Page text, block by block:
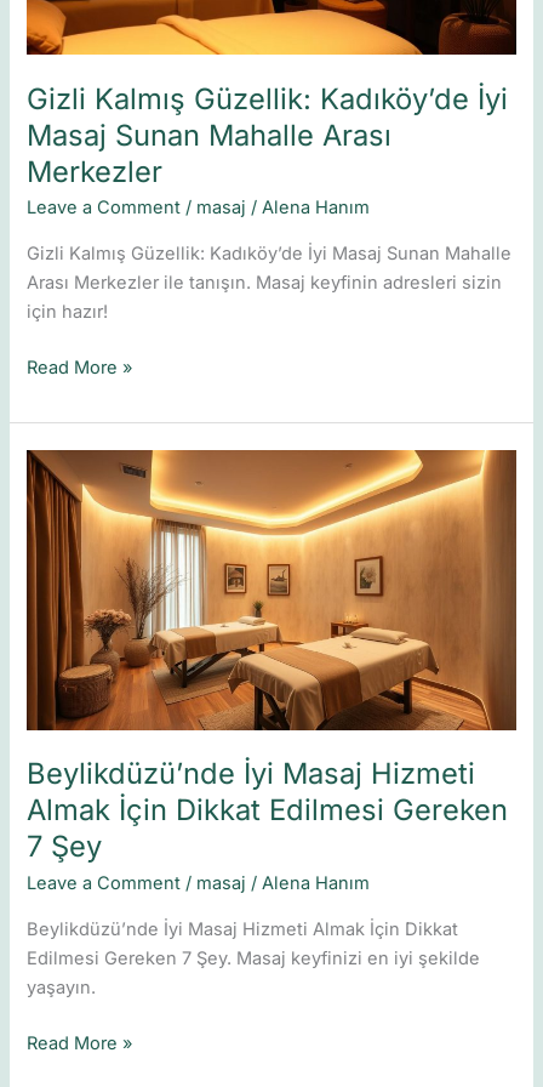
Gizli Kalmış Güzellik: Kadıköy’de İyi
Masaj Sunan Mahalle Arası
Merkezler
Leave a Comment / masaj /Alena Hanım
Gizli Kalmış Güzellik: Kadıköy’de İyi Masaj Sunan Mahalle
Arası Merkezler ile tanışın. Masaj keyfinin adresleri sizin
için hazır!
Arası
Merkezler
Read More »
Beylikdüzü’nde İyi Masaj Hizmeti
Almak İçin Dikkat Edilmesi Gereken
7 Şey
Leave a Comment / masaj /Alena Hanım
Beylikdüzü’nde İyi Masaj Hizmeti Almak İçin Dikkat
Edilmesi Gereken 7 Şey. Masaj keyfinizi en iyi şekilde
yaşayın.
Beylikdüzü’nde
İyi
Masaj
Hizmeti
Almak
İçin
Dikkat
Edilmesi
Gereken
7
Read More »